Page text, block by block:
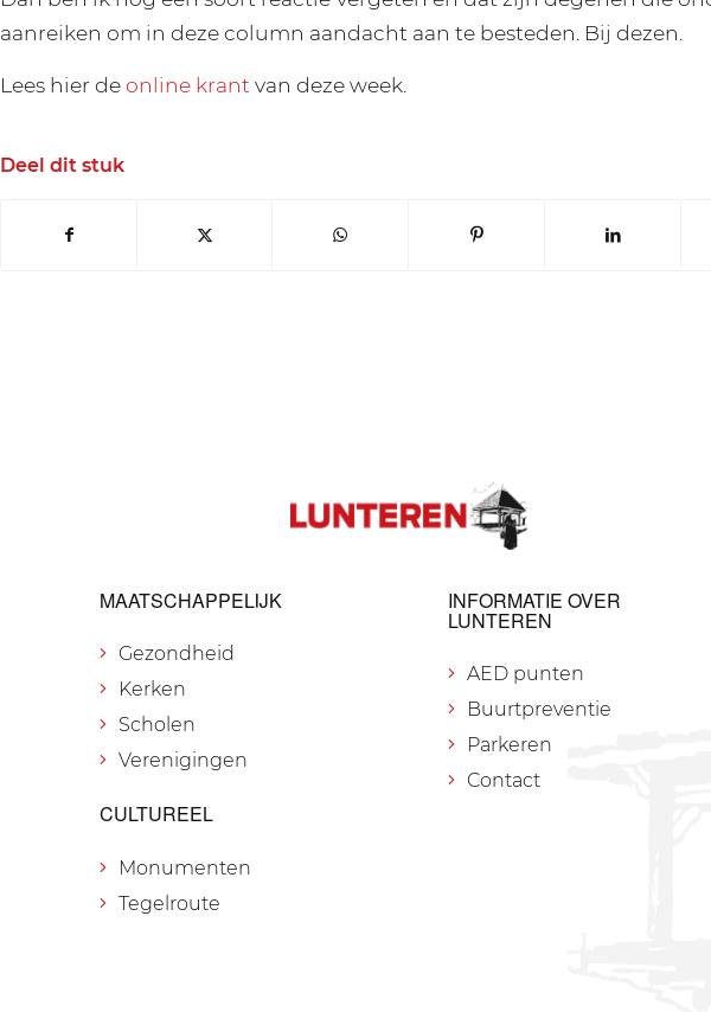
aanreiken om in deze column aandacht aan te besteden. Bij dezen.
Lees hier deonline krant van deze week.
Deel dit stuk
MAATSCHAPPELIJK
Gezondheid
Kerken
Scholen
Verenigingen
CULTUREEL
Monumenten
Tegelroute
INFORMATIE OVER
LUNTEREN
AED punten
Buurtpreventie
Parkeren
Contact